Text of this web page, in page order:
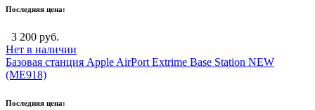
Последняя цена:
3 200 руб.
Нет в наличии
Базовая станция Apple AirPort Extrime Base Station NEW
(ME918)
Последняя цена: